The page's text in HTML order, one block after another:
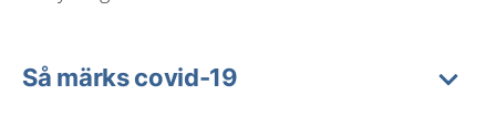
Så märks covid-19